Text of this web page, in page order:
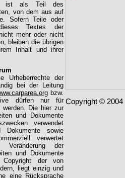
ist als Teil des
von dem aus auf
Sofern Teile oder
Textes der
mehr oder nicht
bleiben die übrigen
Inhalt und ihrer
Urheberrechte der
bei der Leitung
bzw.
dürfen nur für
werden. Die hier zur
und Dokumente
verwendet
Dokumente sowie
verwertet
Veränderung der
und Dokumente
der von
liegt einzig und
eine Rücksprache
Copyright © 2004